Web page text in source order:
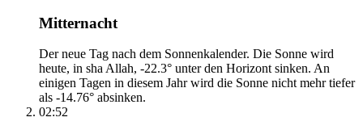
Mitternacht
Der neue Tag nach dem Sonnenkalender. Die Sonne wird
heute, in sha Allah, -22.3° unter den Horizont sinken. An
einigen Tagen in diesem Jahr wird die Sonne nicht mehr tiefer
als -14.76° absinken.
02:52